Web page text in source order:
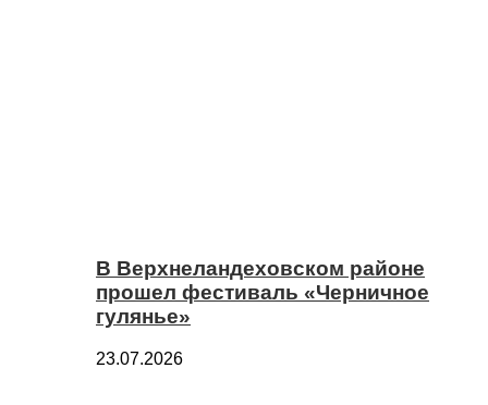
В Верхнеландеховском районе
прошел фестиваль «Черничное
гулянье»
23.07.2026